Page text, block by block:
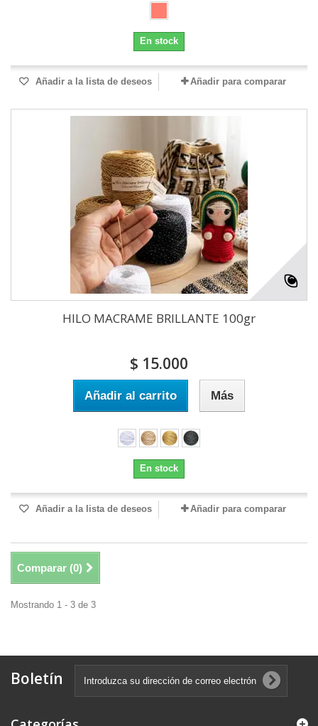
En stock
Añadir a la lista de deseos Añadir para comparar
HILO MACRAME BRILLANTE 100gr
$ 15.000
Añadir al carrito Más
En stock
Añadir a la lista de deseos Añadir para comparar
Comparar (0)
Mostrando 1 - 3 de 3
Boletín